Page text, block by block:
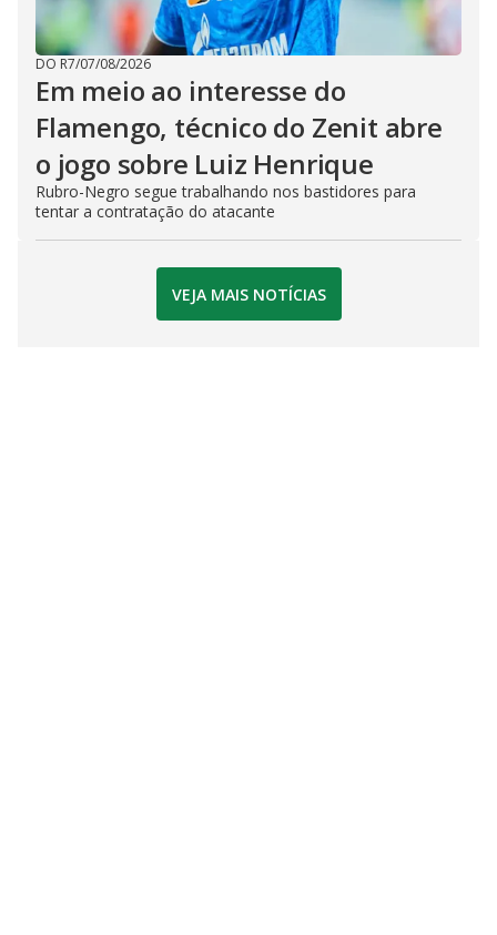
DO R7/07/08/2026
Em meio ao interesse do
Flamengo, técnico do Zenit abre
o jogo sobre Luiz Henrique
Rubro-Negro segue trabalhando nos bastidores para
tentar a contratação do atacante
VEJA MAIS NOTÍCIAS